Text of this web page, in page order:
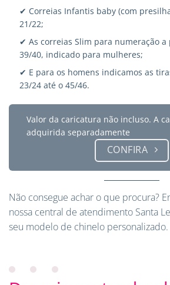
✔ Correias Infantis baby (com
21/22;
✔ As correias Slim para numeração
39/40, indicado para mulheres;
✔ E para os homens indicamos as
23/24 até o 45/46.
Valor da caricatura não incluso. A
adquirida separadamente
CONFIRA
Não consegue achar o que procura?
nossa central de atendimento Santa
seu modelo de chinelo personalizado.